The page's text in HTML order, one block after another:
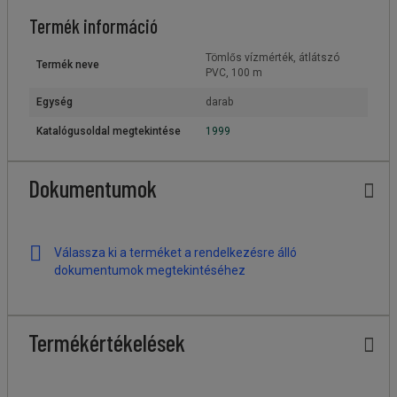
Termék információ
Termék neve
Tömlős vízmérték, átlátszó
PVC, 100 m
Egység darab
Katalógusoldal megtekintése 1999
Dokumentumok
Válassza ki a terméket a rendelkezésre álló
dokumentumok megtekintéséhez
Termékértékelések